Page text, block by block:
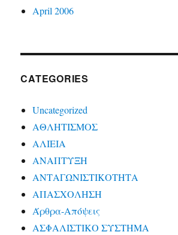
April 2006
CATEGORIES
Uncategorized
ΑΘΛΗΤΙΣΜΟΣ
ΑΛΙΕΙΑ
ΑΝΑΠΤΥΞΗ
ΑΝΤΑΓΩΝΙΣΤΙΚΟΤΗΤΑ
ΑΠΑΣΧΟΛΗΣΗ
Άρθρα-Απόψεις
ΑΣΦΑΛΙΣΤΙΚΟ ΣΥΣΤΗΜΑ